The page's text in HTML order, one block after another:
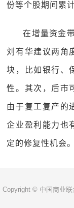
份等个股期间累
在增量资金
刘有华建议两角
块，比如银行、
性。其次，后市
由于复工复产的
企业盈利能力也
定的修复性机会
Copyright © 中国商业